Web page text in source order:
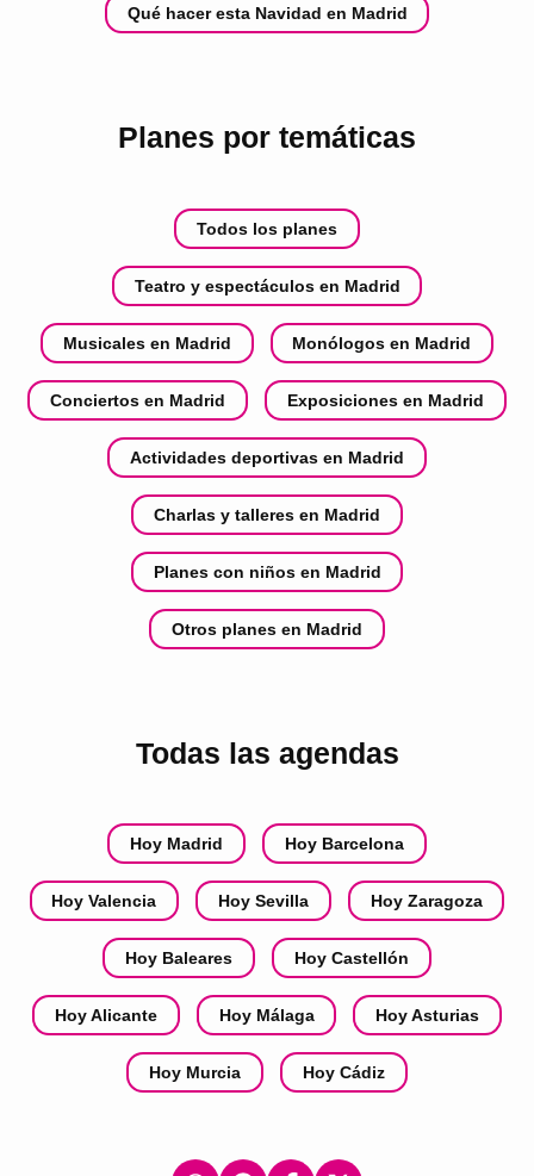
Qué hacer esta Navidad en Madrid
Planes por temáticas
Todos los planes
Teatro y espectáculos en Madrid
Musicales en Madrid Monólogos en Madrid
Conciertos en Madrid Exposiciones en Madrid
Actividades deportivas en Madrid
Charlas y talleres en Madrid
Planes con niños en Madrid
Otros planes en Madrid
Todas las agendas
Hoy Madrid Hoy Barcelona
Hoy Valencia Hoy Sevilla Hoy Zaragoza
Hoy Baleares Hoy Castellón
Hoy Alicante Hoy Málaga Hoy Asturias
Hoy Murcia Hoy Cádiz